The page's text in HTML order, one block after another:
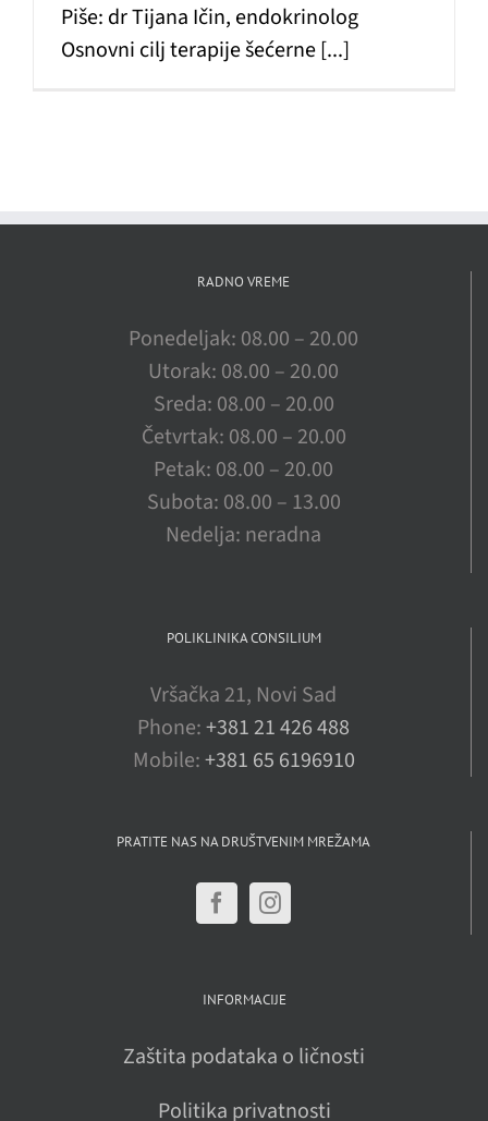
Piše: dr Tijana Ičin, endokrinolog
Osnovni cilj terapije šećerne [...]
RADNO VREME
Ponedeljak: 08.00 – 20.00
Utorak: 08.00 – 20.00
Sreda: 08.00 – 20.00
Četvrtak: 08.00 – 20.00
Petak: 08.00 – 20.00
Subota: 08.00 – 13.00
Nedelja: neradna
POLIKLINIKA CONSILIUM
Vršačka 21, Novi Sad
Phone:+381 21 426 488
Mobile:+381 65 6196910
PRATITE NAS NA DRUŠTVENIM MREŽAMA
INFORMACIJE
Zaštita podataka o ličnosti
Politika privatnosti